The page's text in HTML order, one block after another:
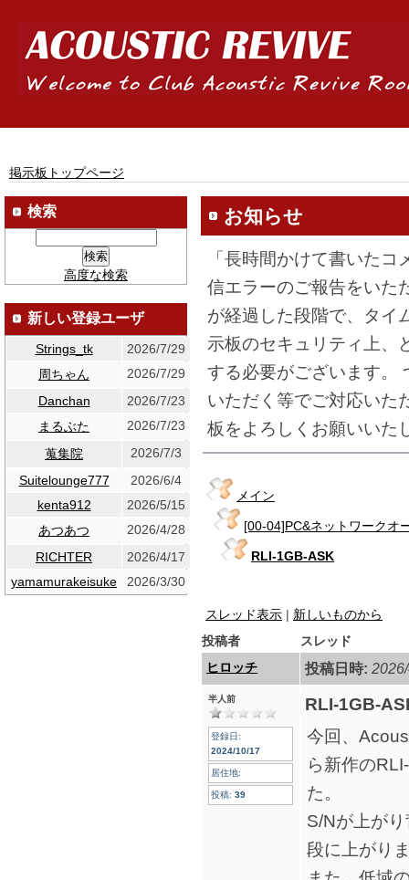
掲示板トップページ
お知らせ
「長時間かけて書いた
信エラーのご報告をいた
が経過した段階で、タイ
示板のセキュリティ上、
する必要がございます。
いただく等でご対応いた
板をよろしくお願いいた
メイン
[00-04]PC&ネットワークオ
RLI-1GB-ASK
スレッド表示 | 新しいものから
投稿者
スレッド
ヒロッチ
投稿日時:
半人前
登録日:
2024/10/17
居住地:
投稿: 39
RLI-1GB-
今回、
ら新作の
た。
S/Nが上が
段に上がり
検索
高度な検索
新しい登録ユーザ
Strings_tk
2026/7/29
周ちゃん
2026/7/29
Danchan
2026/7/23
まるぶた
2026/7/23
蒐集院
2026/7/3
Suitelounge777
2026/6/4
kenta912
2026/5/15
あつあつ
2026/4/28
RICHTER
2026/4/17
yamamurakeisuke
2026/3/30